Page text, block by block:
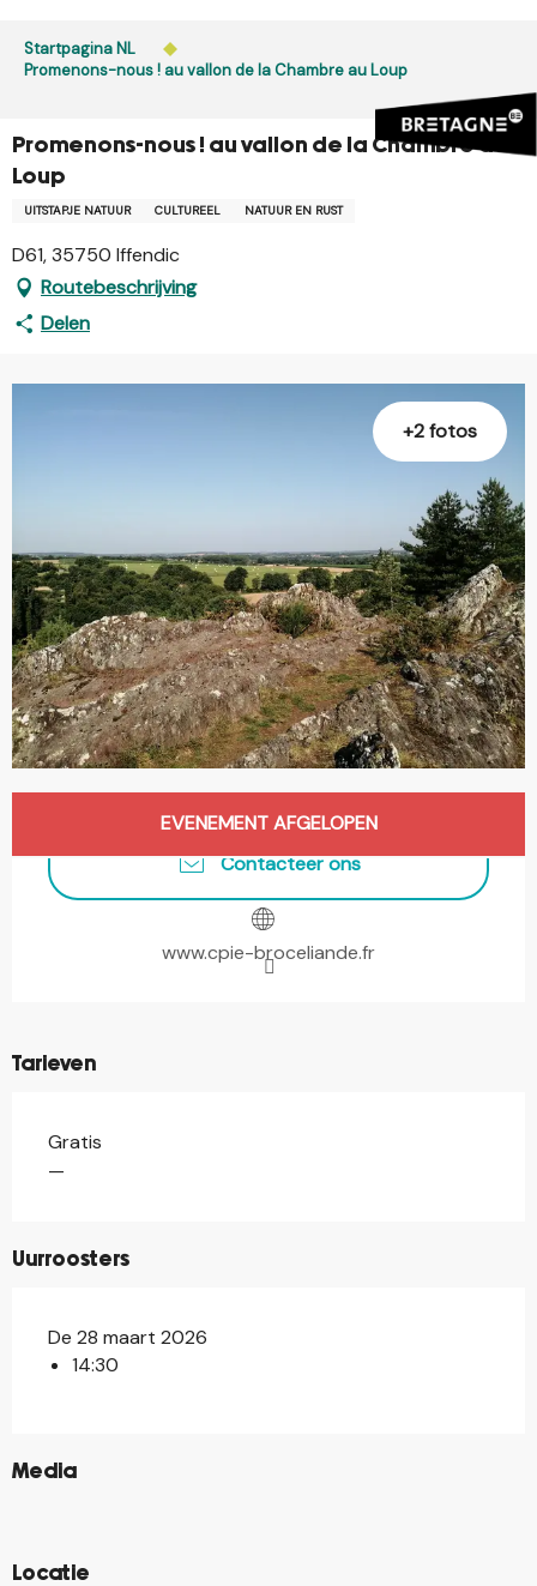
contenu
Startpagina NL
Promenons-nous ! au vallon de la Chambre au Loup
Promenons-nous ! au vallon de la Chambre au
Loup
UITSTAPJE NATUUR CULTUREEL NATUUR EN RUST
D61, 35750 Iffendic
Routebeschrijving
Delen
+2 fotos
EVENEMENT AFGELOPEN
Contacteer ons
www.cpie-broceliande.fr
Tarieven
Gratis
—
Uurroosters
De 28 maart 2026
14:30
Media
©
©
Locatie